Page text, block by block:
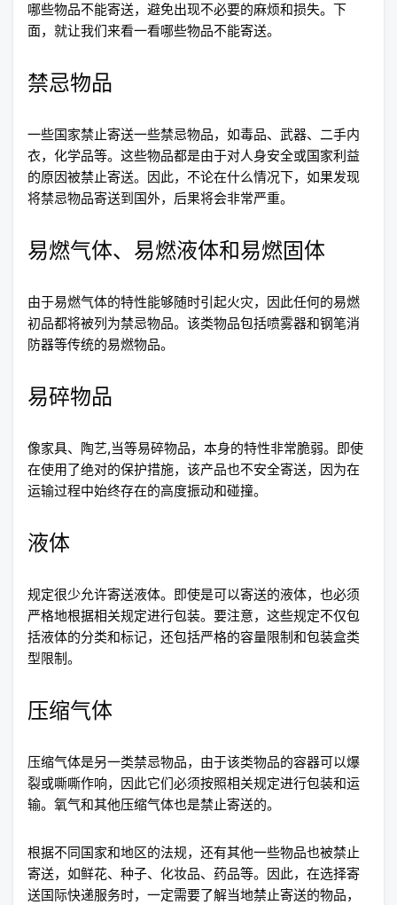
哪些物品不能寄送，避免出现不必要的麻烦和损失。下
面，就让我们来看一看哪些物品不能寄送。
禁忌物品
一些国家禁止寄送一些禁忌物品，如毒品、武器、二手内
衣，化学品等。这些物品都是由于对人身安全或国家利益
的原因被禁止寄送。因此，不论在什么情况下，如果发现
将禁忌物品寄送到国外，后果将会非常严重。
易燃气体、易燃液体和易燃固体
由于易燃气体的特性能够随时引起火灾，因此任何的易燃
初品都将被列为禁忌物品。该类物品包括喷雾器和钢笔消
防器等传统的易燃物品。
易碎物品
像家具、陶艺,当等易碎物品，本身的特性非常脆弱。即使
在使用了绝对的保护措施，该产品也不安全寄送，因为在
运输过程中始终存在的高度振动和碰撞。
液体
规定很少允许寄送液体。即使是可以寄送的液体，也必须
严格地根据相关规定进行包装。要注意，这些规定不仅包
括液体的分类和标记，还包括严格的容量限制和包装盒类
型限制。
压缩气体
压缩气体是另一类禁忌物品，由于该类物品的容器可以爆
裂或嘶嘶作响，因此它们必须按照相关规定进行包装和运
输。氧气和其他压缩气体也是禁止寄送的。
根据不同国家和地区的法规，还有其他一些物品也被禁止
寄送，如鲜花、种子、化妆品、药品等。因此，在选择寄
送国际快递服务时，一定需要了解当地禁止寄送的物品，